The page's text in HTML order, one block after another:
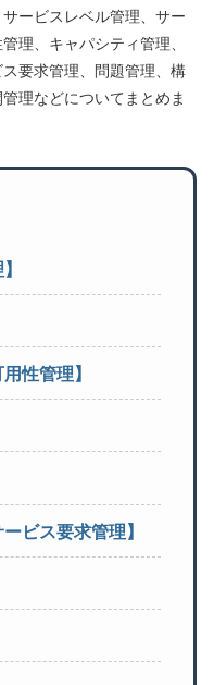
ービスレベル管理、サー
理、キャパシティ管理、
要求管理、問題管理、構
理などについてまとめま
性管理】
ビス要求管理】